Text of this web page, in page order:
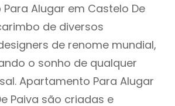
Alugar em Castelo De
de diversos
de renome mundial,
o sonho de qualquer
Apartamento Para Alugar
Paiva são criadas e